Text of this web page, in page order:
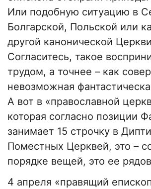
Или подобную ситуацию в
Болгарской, Польской или
другой канонической
Согласитесь, такое
трудом, а точнее – как
невозможная
А вот в «православной
которая согласно позиции
занимает 15 строчку в
Поместных Церквей, это –
порядке вещей, это ее
4 апреля «правящий